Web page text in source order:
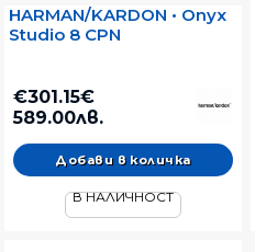
HARMAN/KARDON • Onyx
Studio 8 CPN
€301.15€
589.00лв.
В НАЛИЧНОСТ